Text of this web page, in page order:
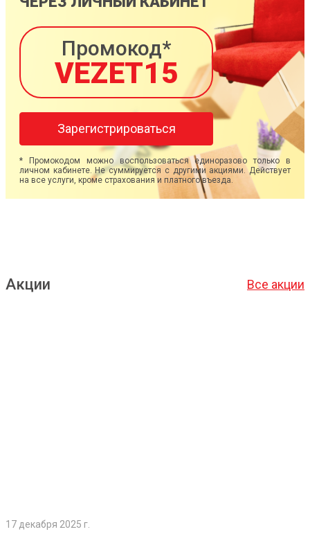
Промокод*
VEZET15
Зарегистрироваться
* Промокодом можно воспользоваться единоразово только в
личном кабинете. Не суммируется с другими акциями. Действует
на все услуги, кроме страхования и платного въезда.
Акции Все акции
17 декабря 2025 г.